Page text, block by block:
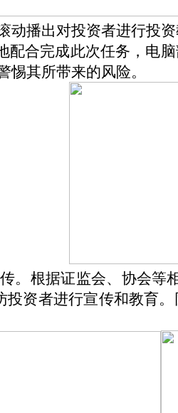
动播出对投资者进行投
配合完成此次任务，
其所带来的风险。
。根据证监会、协会
投资者进行宣传和教育